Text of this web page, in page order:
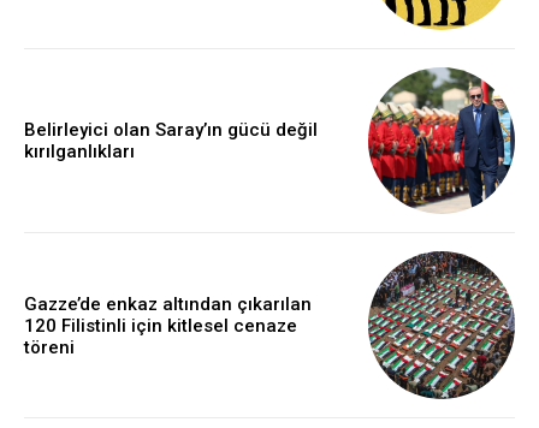
Belirleyici olan Saray’ın gücü değil
kırılganlıkları
Gazze’de enkaz altından çıkarılan
120 Filistinli için kitlesel cenaze
töreni